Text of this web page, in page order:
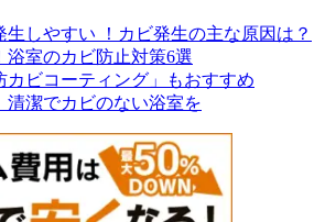
生しやすい ！カビ発生の主な原因は？
浴室のカビ防止対策6選
カビコーティング」もおすすめ
清潔でカビのない浴室を